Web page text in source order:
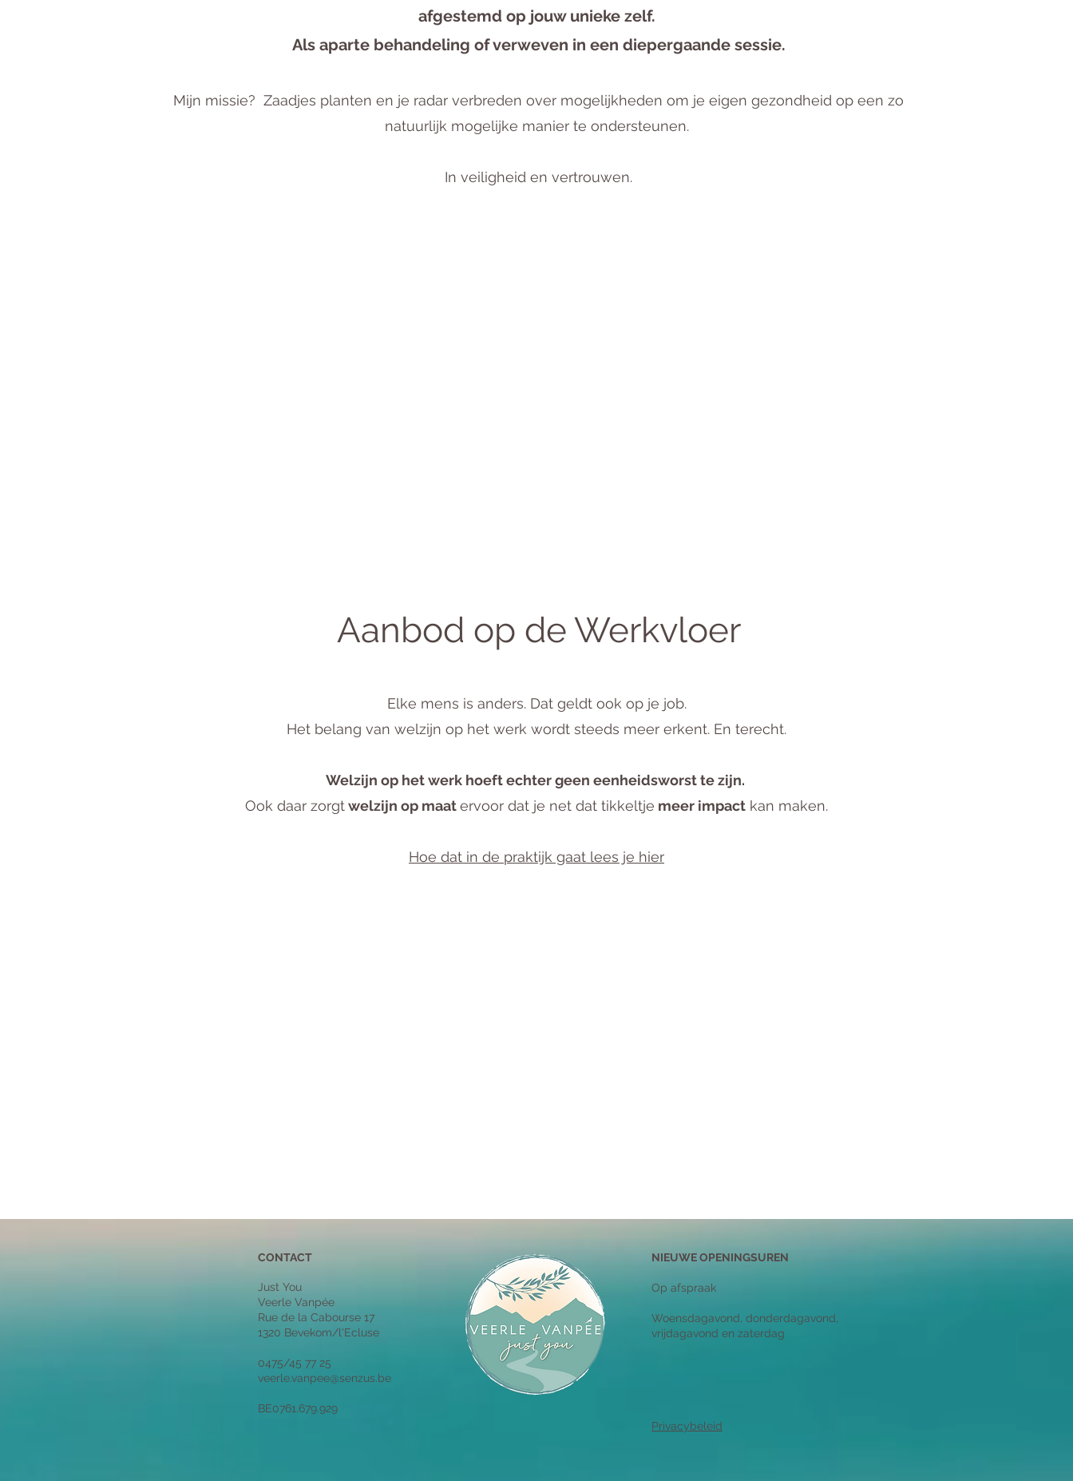
afgestemd op jouw unieke zelf.
Als aparte behandeling of verweven in een diepergaande sessie.
Mijn missie? Zaadjes planten en je radar verbreden over mogelijkheden om je eigen gezondheid op een zo
natuurlijk mogelijke manier te ondersteunen.
In veiligheid en vertrouwen.
Aanbod op de Werkvloer
Elke mens is anders. Dat geldt ook op je job.
Het belang van welzijn op het werk wordt steeds meer erkent. En terecht.
Welzijn op het werk hoeft echter geen eenheidsworst te zijn.
Ook daar zorgtwelzijn op maatervoor dat je net dat tikkeltje meer impact kan maken.
Hoe dat in de praktijk gaat lees je hier
CONTACT
Just You
Veerle Vanpée
Rue de la Cabourse 17
1320 Bevekom/l'Ecluse
0475/45 77 25
veerle.vanpee@senzus.be
BE0761.679.929
NIEUWE OPENINGSUREN
Op afspraak
Woensdagavond, donderdagavond,
vrijdagavond en zaterdag
Privacybeleid